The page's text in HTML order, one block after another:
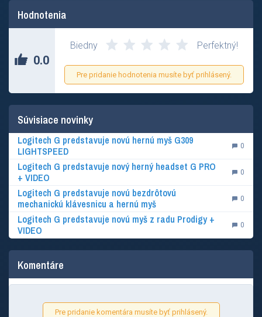
Hodnotenia
0.0
Biedny Perfektný!
Pre pridanie hodnotenia musíte byť prihlásený.
Súvisiace novinky
Logitech G predstavuje novú hernú myš G309
LIGHTSPEED
0
Logitech G predstavuje nový herný headset G PRO
+ VIDEO
0
Logitech G predstavuje novú bezdrôtovú
mechanickú klávesnicu a hernú myš
0
Logitech G predstavuje novú myš z radu Prodigy +
VIDEO
0
Komentáre
Pre pridanie komentára musíte byť prihlásený.